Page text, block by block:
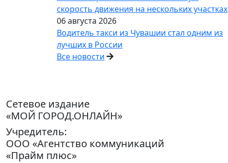
скорость движения на нескольких участках
06 августа 2026
Водитель такси из Чувашии стал одним из
лучших в России
Все новости
Сетевое издание
«МОЙ ГОРОД.ОНЛАЙН»
Учредитель:
ООО «Агентство коммуникаций
«Прайм плюс»